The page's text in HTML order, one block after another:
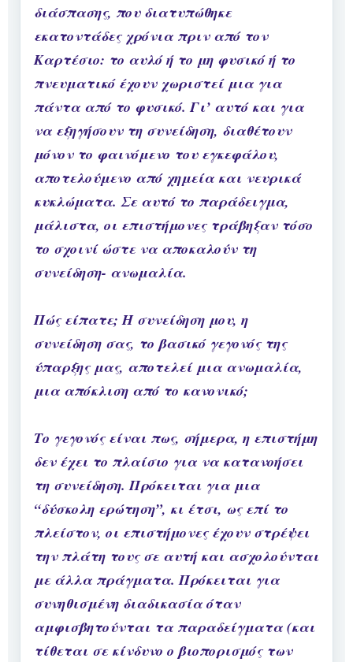
διάσπασης, που διατυπώθηκε
εκατοντάδες χρόνια πριν από τον
Καρτέσιο: το αυλό ή το μη φυσικό ή το
πνευματικό έχουν χωριστεί μια για
πάντα από το φυσικό. Γι’ αυτό και για
να εξηγήσουν τη συνείδηση, διαθέτουν
μόνον το φαινόμενο του εγκεφάλου,
αποτελούμενο από χημεία και νευρικά
κυκλώματα. Σε αυτό το παράδειγμα,
μάλιστα, οι επιστήμονες τράβηξαν τόσο
το σχοινί ώστε να αποκαλούν τη
συνείδηση- ανωμαλία.
Πώς είπατε; Η συνείδηση μου, η
συνείδηση σας, το βασικό γεγονός της
ύπαρξης μας, αποτελεί μια ανωμαλία,
μια απόκλιση από το κανονικό;
Το γεγονός είναι πως, σήμερα, η επιστήμη
δεν έχει το πλαίσιο για να κατανοήσει
τη συνείδηση. Πρόκειται για μια
“δύσκολη ερώτηση”, κι έτσι, ως επί το
πλείστον, οι επιστήμονες έχουν στρέψει
την πλάτη τους σε αυτή και ασχολούνται
με άλλα πράγματα. Πρόκειται για
συνηθισμένη διαδικασία όταν
αμφισβητούνται τα παραδείγματα (και
τίθεται σε κίνδυνο ο βιοπορισμός των